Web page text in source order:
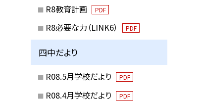
R8教育計画 PDF
R8必要な力（LINK6） PDF
四中だより
R08.5月学校だより PDF
R08.4月学校だより PDF